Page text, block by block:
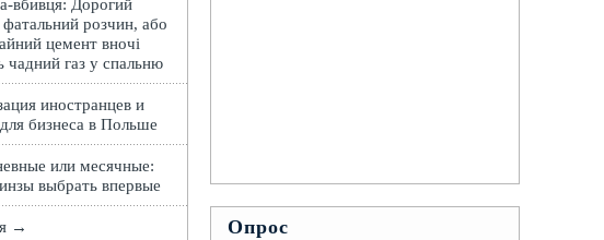
вбивця: Дорогий
розчин, або
цемент вночі
чадний газ у спальню
иностранцев и
бизнеса в Польше
или месячные:
выбрать впервые
→ Опрос